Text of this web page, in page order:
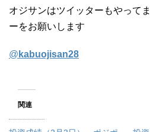
オジサンはツイッターもやって
ーをお願いします
@ kabuojisan28
関連